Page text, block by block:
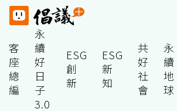
客
座
總
編
永
續
好
日
子
3.0
ESG
創
新
ESG
新
知
共
好
社
會
永
續
地
球